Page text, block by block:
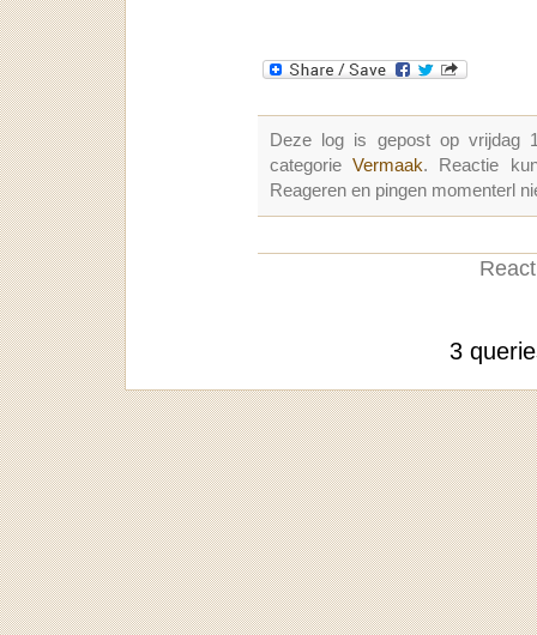
Deze log is gepost op vrijdag
categorieVermaak. Reactie
Reageren en pingen momenterl
3